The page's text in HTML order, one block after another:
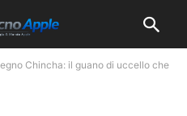
Chincha: il guano di uccello che